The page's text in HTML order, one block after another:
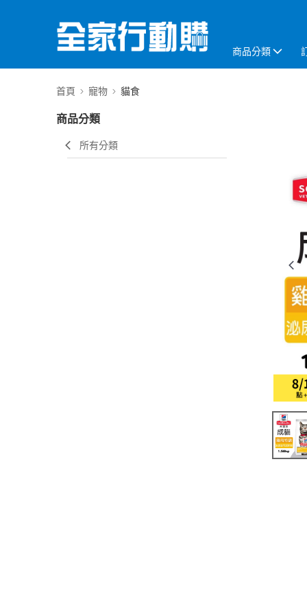
商品分類
首頁 寵物 貓食
商品分類
所有分類